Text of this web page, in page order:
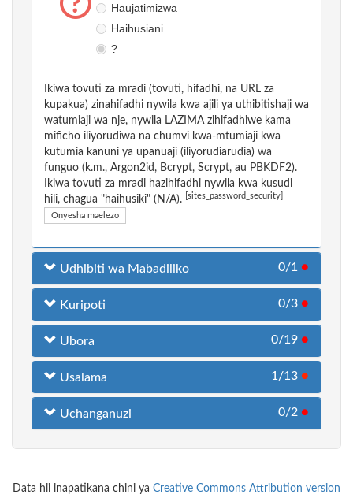
Haujatimizwa
Haihusiani
?
Ikiwa tovuti za mradi (tovuti, hifadhi, na URL za
kupakua) zinahifadhi nywila kwa ajili ya uthibitishaji wa
watumiaji wa nje, nywila LAZIMA zihifadhiwe kama
mificho iliyorudiwa na chumvi kwa-mtumiaji kwa
kutumia kanuni ya upanuaji (iliyorudiarudia) wa
funguo (k.m., Argon2id, Bcrypt, Scrypt, au PBKDF2).
Ikiwa tovuti za mradi hazihifadhi nywila kwa kusudi
hili, chagua "haihusiki" (N/A).
[sites_password_security]
Onyesha maelezo
Udhibiti wa Mabadiliko 0/1 ●
Kuripoti 0/3 ●
Ubora 0/19 ●
Usalama 1/13 ●
Uchanganuzi 0/2 ●
Data hii inapatikana chini ya Creative Commons Attribution version